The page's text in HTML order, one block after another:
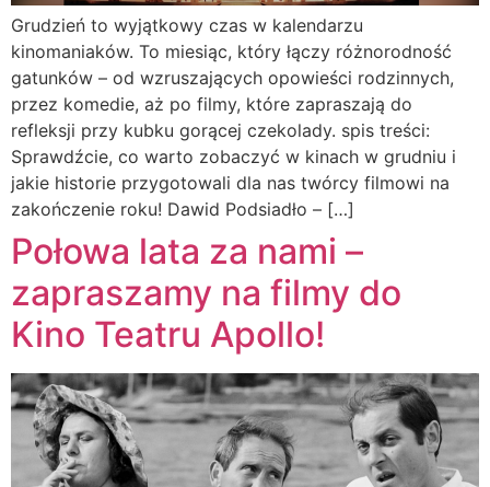
Grudzień to wyjątkowy czas w kalendarzu
kinomaniaków. To miesiąc, który łączy różnorodność
gatunków – od wzruszających opowieści rodzinnych,
przez komedie, aż po filmy, które zapraszają do
refleksji przy kubku gorącej czekolady. spis treści:
Sprawdźcie, co warto zobaczyć w kinach w grudniu i
jakie historie przygotowali dla nas twórcy filmowi na
zakończenie roku! Dawid Podsiadło – […]
Połowa lata za nami –
zapraszamy na filmy do
Kino Teatru Apollo!